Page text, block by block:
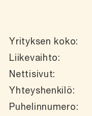
Yrityksen koko:
Liikevaihto:
Nettisivut:
Yhteyshenkilö:
Puhelinnumero: